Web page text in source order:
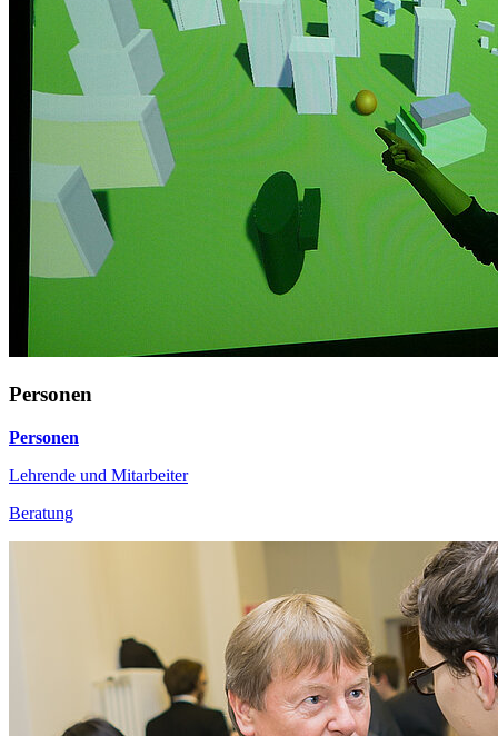
Personen
Personen
Lehrende und Mitarbeiter
Beratung